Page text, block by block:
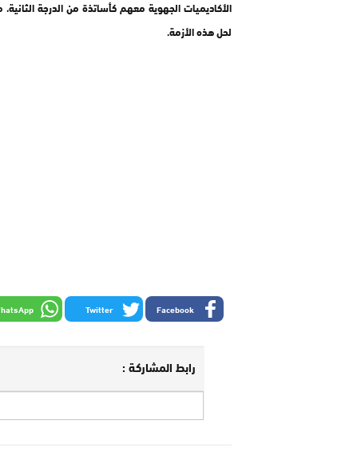
الأكاديميات الجهوية معهم كأساتذة من الدرجة
لحل هذه الأزمة.
Facebook
Twitter
رابط المشاركة :